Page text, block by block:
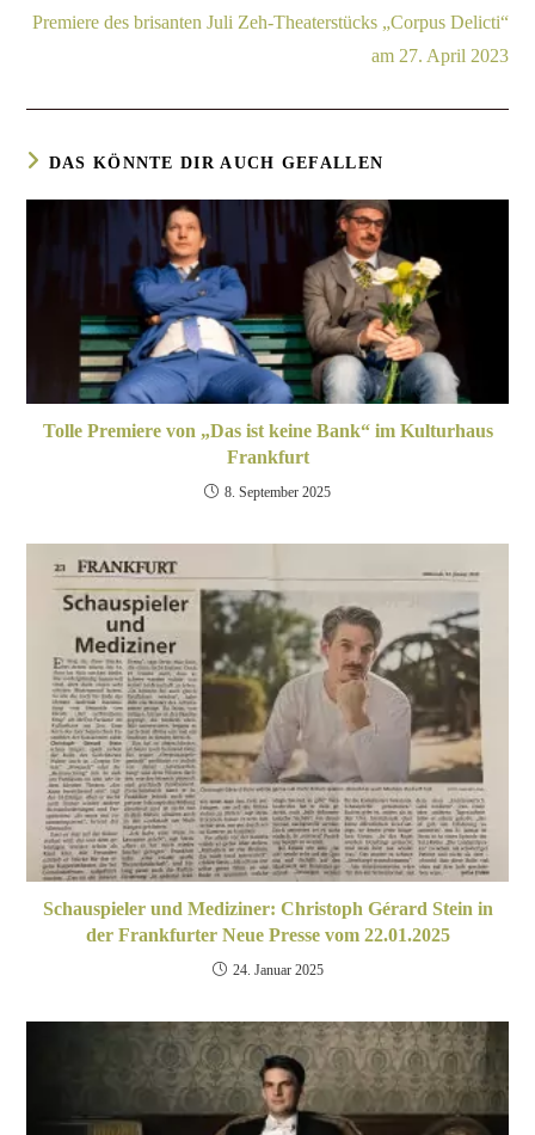
Premiere des brisanten Juli Zeh-Theaterstücks „Corpus Delicti“
am 27. April 2023
DAS KÖNNTE DIR AUCH GEFALLEN
Tolle Premiere von „Das ist keine Bank“ im Kulturhaus
Frankfurt
8. September 2025
Schauspieler und Mediziner: Christoph Gérard Stein in
der Frankfurter Neue Presse vom 22.01.2025
24. Januar 2025